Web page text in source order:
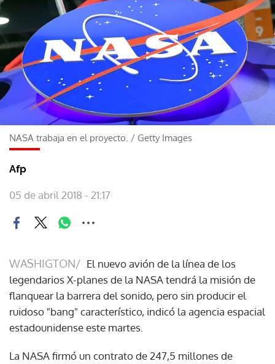
NASA trabaja en el proyecto. / Getty Images
Afp
05 de abril 2018 - 21:17
WASHIGTON/ El nuevo avión de la línea de los
legendarios X-planes de la NASA tendrá la misión de
flanquear la barrera del sonido, pero sin producir el
ruidoso "bang" característico, indicó la agencia espacial
estadounidense este martes.
La NASA firmó un contrato de 247,5 millones de